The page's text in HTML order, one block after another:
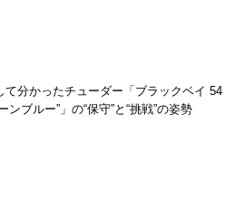
て分かったチューダー「ブラックベイ 54
ンブルー”」の“保守”と“挑戦”の姿勢